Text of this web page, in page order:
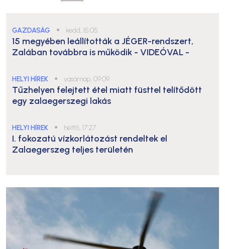
GAZDASÁG ● kedd, 15:05
15 megyében leállították a JÉGER-rendszert,
Zalában továbbra is működik - VIDEÓVAL -
HELYI HÍREK ● vasárnap, 09:09
Tűzhelyen felejtett étel miatt füsttel telítődött
egy zalaegerszegi lakás
HELYI HÍREK ● hétfő, 17:27
I. fokozatú vízkorlátozást rendeltek el
Zalaegerszeg teljes területén